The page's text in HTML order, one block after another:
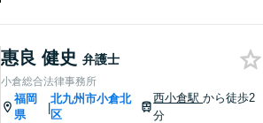
惠良 健史 弁護士
小倉総合法律事務所
福岡
県
|
北九州市小倉北
区
西小倉駅から徒歩2
分